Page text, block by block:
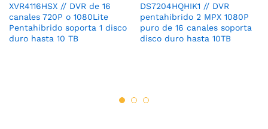
XVR4116HSX // DVR de 16
canales 720P o 1080Lite
Pentahibrido soporta 1 disco
duro hasta 10 TB
DS7204HQHIK1 // DVR
pentahibrido 2 MPX 1080P
puro de 16 canales soporta
disco duro hasta 10TB